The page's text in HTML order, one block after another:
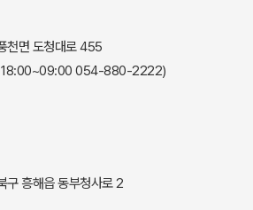
천면 도청대로 455
054-880-2222)
흥해읍 동부청사로 2